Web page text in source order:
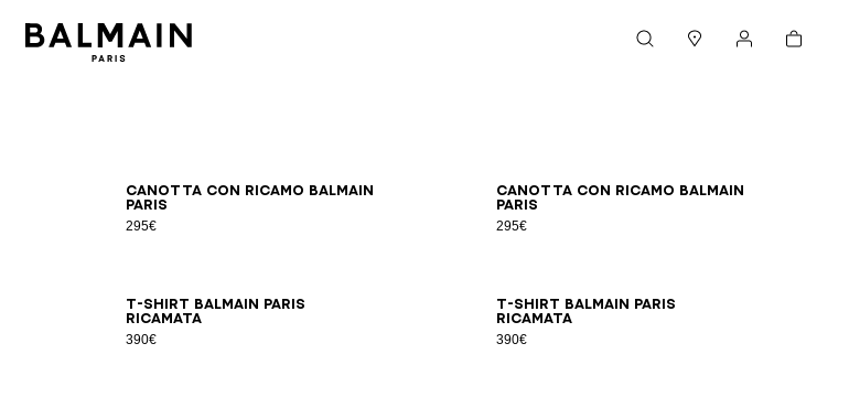
Carrello
Canotta con ricamo Balmain
Paris
295€
XSSML XL2XL
Canotta con ricamo Balmain
Paris
295€
XSSML XL2XL
T-shirt Balmain Paris
ricamata
390€
XSSML
T-shirt Balmain Paris
ricamata
390€
XSSML